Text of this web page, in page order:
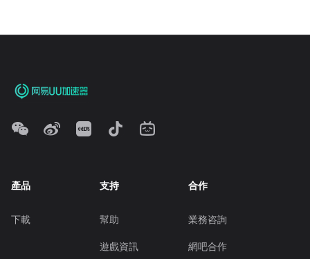
產品
下載
支持
幫助
遊戲資訊
合作
業務咨詢
網吧合作